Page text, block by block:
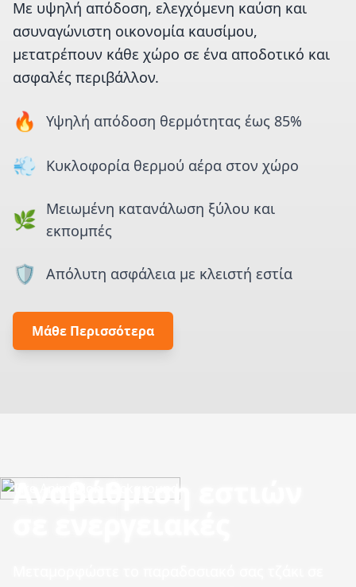
Με υψηλή απόδοση, ελεγχόμενη καύση και
ασυναγώνιστη οικονομία καυσίμου,
μετατρέπουν κάθε χώρο σε ένα αποδοτικό και
ασφαλές περιβάλλον.
🔥 Υψηλή απόδοση θερμότητας έως 85%
💨 Κυκλοφορία θερμού αέρα στον χώρο
🌿 Μειωμένη κατανάλωση ξύλου και
εκπομπές
🛡️ Απόλυτη ασφάλεια με κλειστή εστία
Μάθε Περισσότερα
Αναβάθμιση εστιών